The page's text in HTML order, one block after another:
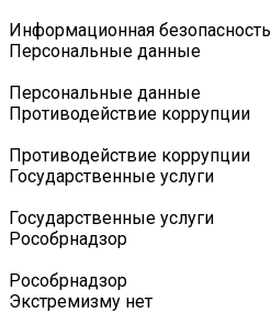
Информационная безопасность
Персональные данные
Персональные данные
Противодействие коррупции
Противодействие коррупции
Государственные услуги
Государственные услуги
Роcобрнадзор
Роcобрнадзор
Экстремизму нет